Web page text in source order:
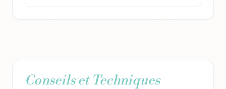
Conseils et Techniques